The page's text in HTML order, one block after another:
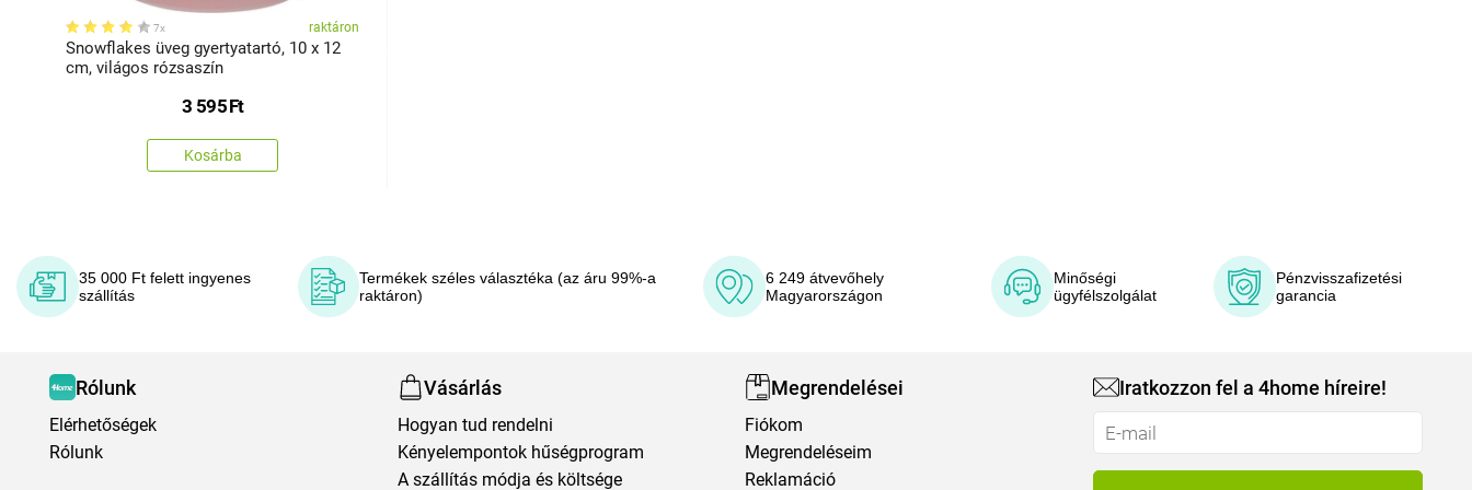
7x raktáron
Snowflakes üveg gyertyatartó, 10 x 12
cm, világos rózsaszín
3 595Ft
Kosárba
35 000 Ft felett ingyenes
szállítás
Termékek széles választéka (az áru 99%-a
raktáron)
6 249 átvevőhely
Magyarországon
Minőségi
ügyfélszolgálat
Pénzvisszafizetési
garancia
Rólunk
Elérhetőségek
Rólunk
Vásárlás
Hogyan tud rendelni
Kényelempontok hűségprogram
A szállítás módja és költsége
Megrendelései
Fiókom
Megrendeléseim
Reklamáció
Iratkozzon fel a 4home híreire!